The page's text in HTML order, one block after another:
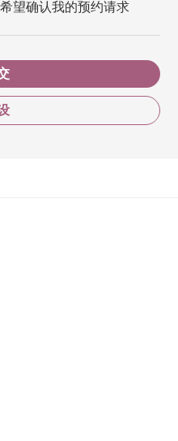
望确认我的预约请求